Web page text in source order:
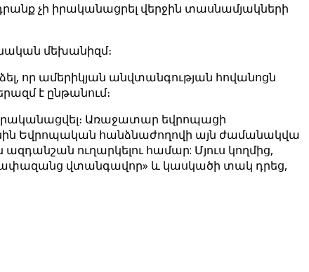
չի իրականացրել վերջին տասնամյակների
մեխանիզմ։
որ ամերիկյան անվտանգության հովանոցն
է ընթանում։
Առաջատար եվրոպացի
Եվրոպական հանձնաժողովի այն ժամանակվա
ուղարկելու համար: Մյուս կողմից,
վտանգավոր» և կասկածի տակ դրեց,